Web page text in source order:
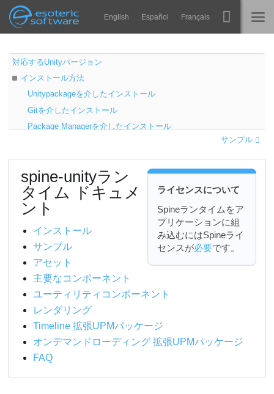
Esoteric Software
Navigation English Español Français
ホーム
ブログ
フォーラム
お問い合わせ
Spine
ランタイム
よくある質問
今すぐ試してみる
Main Content
対応するUnityバージョン
インストール方法
Unitypackageを介したインストール
Gitを介したインストール
Package Managerを介したインストール
インストール方法
UPMパッケージをダウンロードする
git URLからパッケージを追加する
サンプル
アップグレードガイド
Gitを介したアップデート
Unity Package Managerを介したアップデート
拡張UPMパッケージのアップデート
インプレース・アップデート
Add package from git URL
サンプル
ライセンスについて
Spineランタイムをア
プリケーションに組
み込むにはSpineライ
センスが必要です。
spine-unityラン
タイム ドキュメ
ント
インストール
サンプル
アセット
主要なコンポーネント
ユーティリティコンポーネント
レンダリング
Timeline 拡張UPMパッケージ
オンデマンドローディング 拡張UPMパッケージ
FAQ